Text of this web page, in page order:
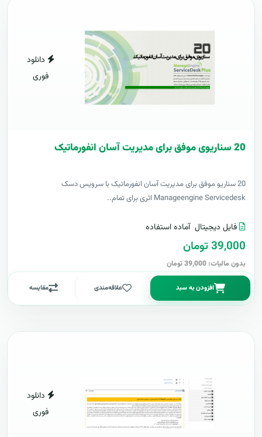
دانلود
فوری
20 سناریوی موفق برای مدیریت آسان انفورماتیک
20 سناریو موفق برای مدیریت آسان انفورماتیک با سرویس دسک
Manageengine Servicedesk اثری برای تمام..
فایل دیجیتال آماده استفاده
39,000 تومان
بدون مالیات: 39,000 تومان
افزودن به سبد علاقه‌مندی مقایسه
دانلود
فوری